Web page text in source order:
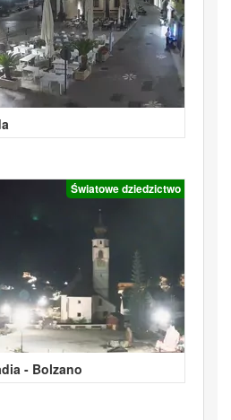
Światowe dziedzictwo
- Bolzano